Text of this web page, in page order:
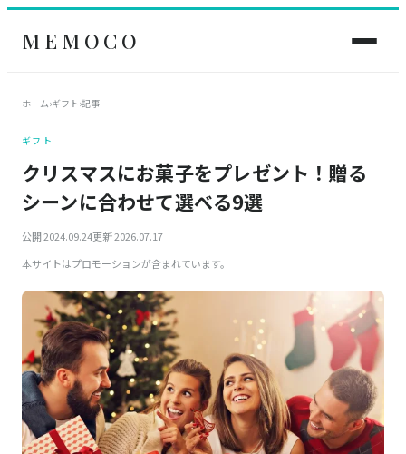
MEMOCO
ホーム›ギフト›記事
ギフト
クリスマスにお菓子をプレゼント！贈る
シーンに合わせて選べる9選
公開 2024.09.24更新 2026.07.17
本サイトはプロモーションが含まれています。